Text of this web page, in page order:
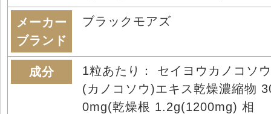
メーカー
ブランド
ブラックモアズ
成分
1粒あたり： セイヨウカノコソウ
(カノコソウ)エキス乾燥濃縮物
0mg(乾燥根 1.2g(1200mg) 相